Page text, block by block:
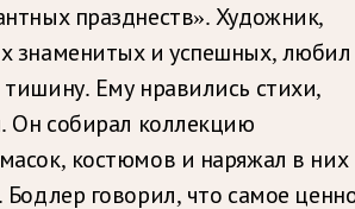
празднеств». Художник,
знаменитых и успешных, любил
тишину. Ему нравились стихи,
Он собирал коллекцию
костюмов и наряжал в них
Бодлер говорил, что самое